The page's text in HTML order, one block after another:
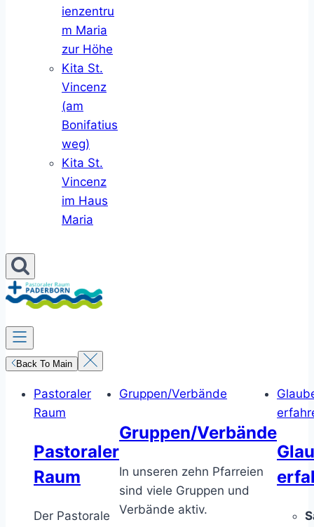
ienzentru
m Maria
zur Höhe
Kita St.
Vincenz
(am
Bonifatius
weg)
Kita St.
Vincenz
im Haus
Maria
Back To Main
Pastoraler
Raum
Pastoraler
Raum
Der Pastorale
Gruppen/Verbände
Gruppen/Verbände
In unseren zehn Pfarreien
sind viele Gruppen und
Verbände aktiv.